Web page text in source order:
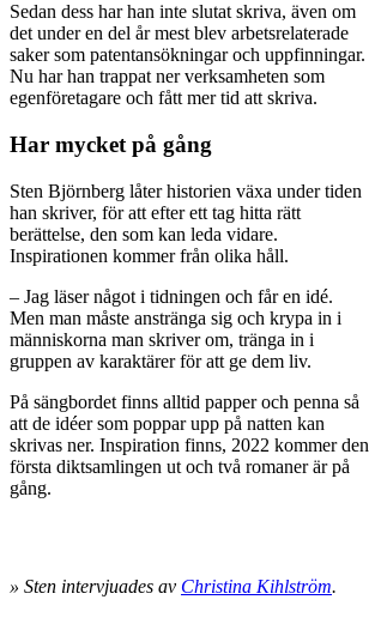
Sedan dess har han inte slutat skriva, även om
det under en del år mest blev arbetsrelaterade
saker som patentansökningar och uppfinningar.
Nu har han trappat ner verksamheten som
egenföretagare och fått mer tid att skriva.
Har mycket på gång
Sten Björnberg låter historien växa under tiden
han skriver, för att efter ett tag hitta rätt
berättelse, den som kan leda vidare.
Inspirationen kommer från olika håll.
– Jag läser något i tidningen och får en idé.
Men man måste anstränga sig och krypa in i
människorna man skriver om, tränga in i
gruppen av karaktärer för att ge dem liv.
På sängbordet finns alltid papper och penna så
att de idéer som poppar upp på natten kan
skrivas ner. Inspiration finns, 2022 kommer den
första diktsamlingen ut och två romaner är på
gång.
» Sten intervjuades av Christina Kihlström.